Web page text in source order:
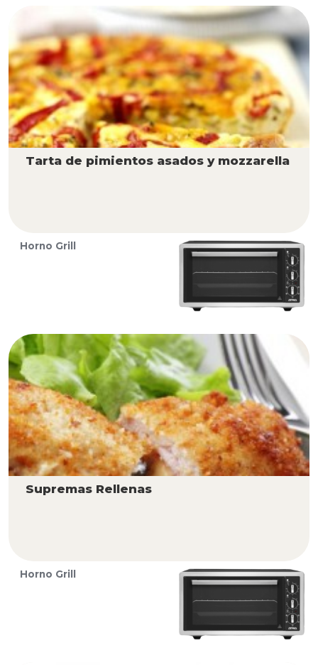
Tarta de pimientos asados y mozzarella
Horno Grill
Supremas Rellenas
Horno Grill